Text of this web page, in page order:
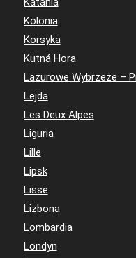
Kolonia
Korsyka
Kutná Hora
Lazurowe Wybrzeże –
Lejda
Les Deux Alpes
Liguria
Lille
Lipsk
Lisse
Lizbona
Lombardia
Londyn